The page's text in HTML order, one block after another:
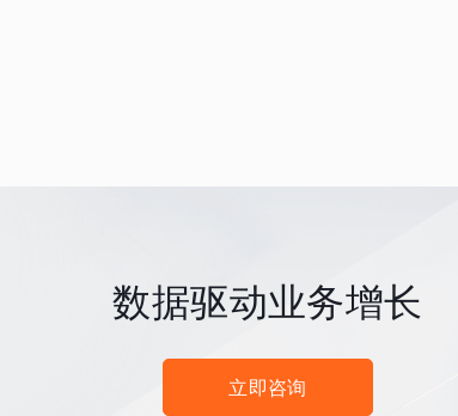
数据驱动业务增长
立即咨询